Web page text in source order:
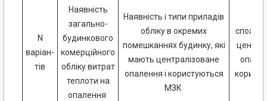
N
варіан-
тів
Наявність
загально-
будинкового
комерційного
обліку витрат
теплоти на
опалення
Наявність і типи приладів
обліку в окремих
помешканнях будинку, які
мають централізоване
опалення і користуються
МЗК